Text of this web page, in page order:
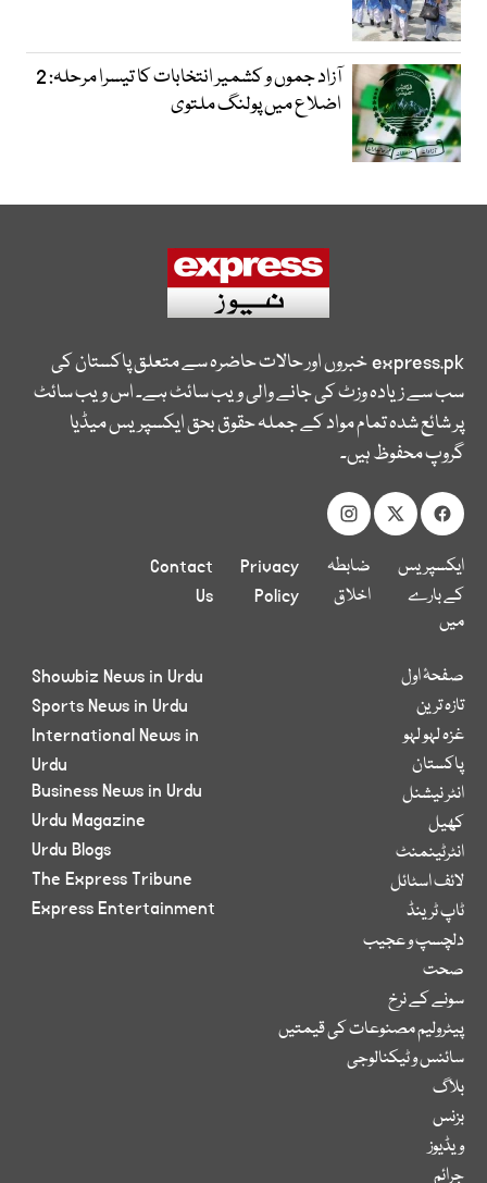
آزاد جموں و کشمیر انتخابات کا تیسرا مرحلہ: 2
اضلاع میں پولنگ ملتوی
express.pkخبروں اور حالات حاضرہ سے متعلق پاکستان کی
سب سے زیادہ وزٹ کی جانے والی ویب سائٹ ہے۔ اس ویب سائٹ
پر شائع شدہ تمام مواد کے جملہ حقوق بحق ایکسپریس میڈیا
گروپ محفوظ ہیں۔
ایکسپریس
کے بارے
میں
ضابطہ
اخلاق
Privacy
Policy
Contact
Us
صفحۂ اول
تازہ ترین
غزہ لہو لہو
پاکستان
انٹر نیشنل
کھیل
انٹرٹینمنٹ
لائف اسٹائل
ٹاپ ٹرینڈ
دلچسپ و عجیب
صحت
سونے کے نرخ
پیٹرولیم مصنوعات کی قیمتیں
سائنس و ٹیکنالوجی
بلاگ
بزنس
ویڈیوز
جرائم
Showbiz News in Urdu
Sports News in Urdu
International News in
Urdu
Business News in Urdu
Urdu Magazine
Urdu Blogs
The Express Tribune
Express Entertainment